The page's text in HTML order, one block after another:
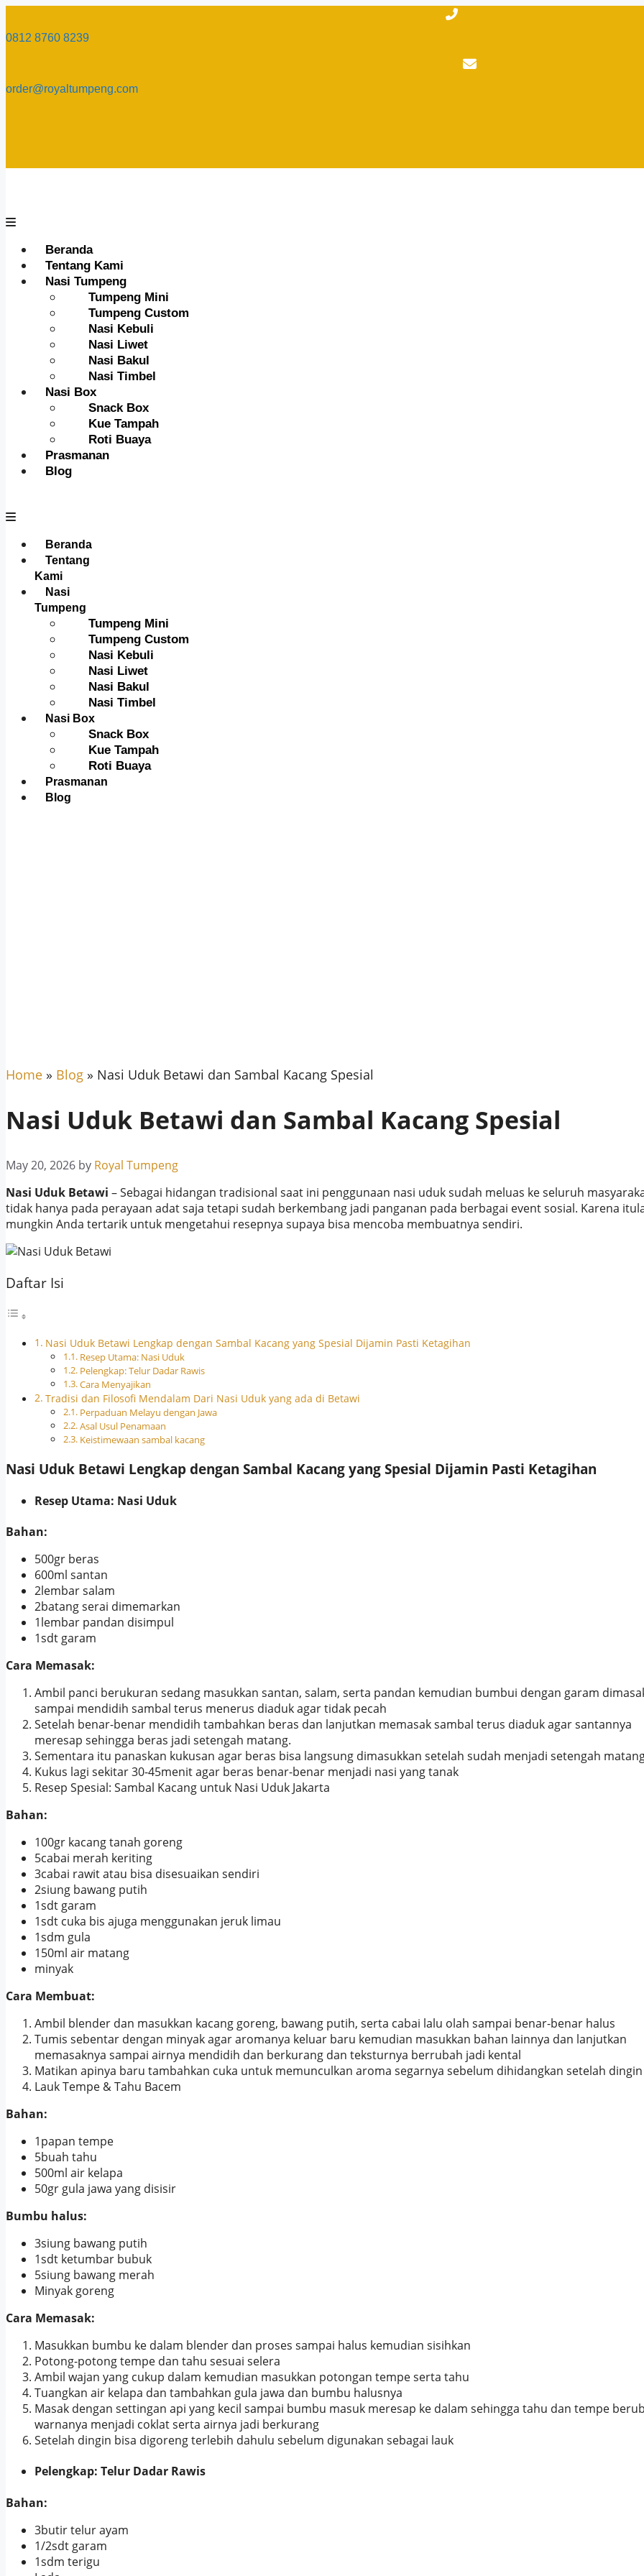
content
0812 8760 8239​
order@royaltumpeng.com​
Menu
Beranda
Tentang Kami
Nasi Tumpeng
Tumpeng Mini
Tumpeng Custom
Nasi Kebuli
Nasi Liwet
Nasi Bakul
Nasi Timbel
Nasi Box
Snack Box
Kue Tampah
Roti Buaya
Prasmanan
Blog
Menu
Beranda
Tentang
Kami
Nasi
Tumpeng
Tumpeng Mini
Tumpeng Custom
Nasi Kebuli
Nasi Liwet
Nasi Bakul
Nasi Timbel
Nasi Box
Snack Box
Kue Tampah
Roti Buaya
Prasmanan
Blog
Home » Blog » Nasi Uduk Betawi dan Sambal Kacang Spesial
Nasi Uduk Betawi dan Sambal Kacang Spesial
May 20, 2026 by Royal Tumpeng
Nasi Uduk Betawi – Sebagai hidangan tradisional saat ini penggunaan nasi uduk sudah meluas ke seluruh
tidak hanya pada perayaan adat saja tetapi sudah berkembang jadi panganan pada berbagai event sosial. Karena
mungkin Anda tertarik untuk mengetahui resepnya supaya bisa mencoba membuatnya sendiri.
Daftar Isi
Nasi Uduk Betawi Lengkap dengan Sambal Kacang yang Spesial Dijamin Pasti Ketagihan
Resep Utama: Nasi Uduk
Pelengkap: Telur Dadar Rawis
Cara Menyajikan
Tradisi dan Filosofi Mendalam Dari Nasi Uduk yang ada di Betawi
Perpaduan Melayu dengan Jawa
Asal Usul Penamaan
Keistimewaan sambal kacang
Nasi Uduk Betawi Lengkap dengan Sambal Kacang yang Spesial Dijamin Pasti Ketagihan
Resep Utama: Nasi Uduk
Bahan:
500gr beras
600ml santan
2lembar salam
2batang serai dimemarkan
1lembar pandan disimpul
1sdt garam
Cara Memasak:
Ambil panci berukuran sedang masukkan santan, salam, serta pandan kemudian bumbui dengan garam
sampai mendidih sambal terus menerus diaduk agar tidak pecah
Setelah benar-benar mendidih tambahkan beras dan lanjutkan memasak sambal terus diaduk agar santannya
meresap sehingga beras jadi setengah matang.
Sementara itu panaskan kukusan agar beras bisa langsung dimasukkan setelah sudah menjadi setengah
Kukus lagi sekitar 30-45menit agar beras benar-benar menjadi nasi yang tanak
Resep Spesial: Sambal Kacang untuk Nasi Uduk Jakarta
Bahan:
100gr kacang tanah goreng
5cabai merah keriting
3cabai rawit atau bisa disesuaikan sendiri
2siung bawang putih
1sdt garam
1sdt cuka bis ajuga menggunakan jeruk limau
1sdm gula
150ml air matang
minyak
Cara Membuat:
Ambil blender dan masukkan kacang goreng, bawang putih, serta cabai lalu olah sampai benar-benar halus
Tumis sebentar dengan minyak agar aromanya keluar baru kemudian masukkan bahan lainnya dan lanjutkan
memasaknya sampai airnya mendidih dan berkurang dan teksturnya berrubah jadi kental
Matikan apinya baru tambahkan cuka untuk memunculkan aroma segarnya sebelum dihidangkan setelah dingin
Lauk Tempe & Tahu Bacem
Bahan:
1papan tempe
5buah tahu
500ml air kelapa
50gr gula jawa yang disisir
Bumbu halus:
3siung bawang putih
1sdt ketumbar bubuk
5siung bawang merah
Minyak goreng
Cara Memasak:
Masukkan bumbu ke dalam blender dan proses sampai halus kemudian sisihkan
Potong-potong tempe dan tahu sesuai selera
Ambil wajan yang cukup dalam kemudian masukkan potongan tempe serta tahu
Tuangkan air kelapa dan tambahkan gula jawa dan bumbu halusnya
Masak dengan settingan api yang kecil sampai bumbu masuk meresap ke dalam sehingga tahu dan tempe
warnanya menjadi coklat serta airnya jadi berkurang
Setelah dingin bisa digoreng terlebih dahulu sebelum digunakan sebagai lauk
Pelengkap: Telur Dadar Rawis
Bahan:
3butir telur ayam
1/2sdt garam
1sdm terigu
←